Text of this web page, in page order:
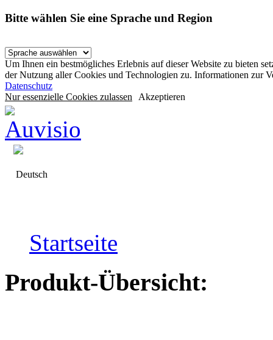
Bitte wählen Sie eine Sprache und Region
Um Ihnen ein bestmögliches Erlebnis auf dieser Website zu bieten
der Nutzung aller Cookies und Technologien zu. Informationen zur
Datenschutz
Nur essenzielle Cookies zulassen Akzeptieren
Deutsch
Startseite
Produkt-Übersicht: